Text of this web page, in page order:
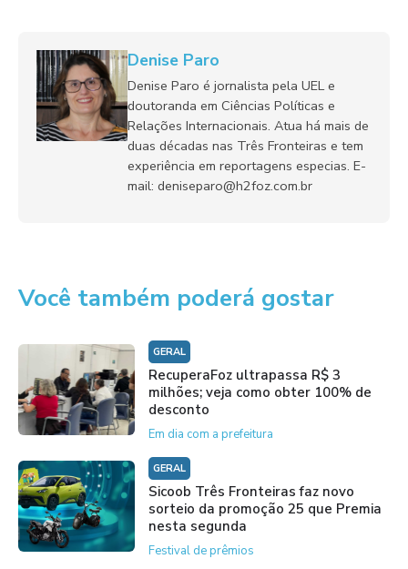
Denise Paro
Denise Paro é jornalista pela UEL e
doutoranda em Ciências Políticas e
Relações Internacionais. Atua há mais de
duas décadas nas Três Fronteiras e tem
experiência em reportagens especias. E-
mail: deniseparo@h2foz.com.br
Você também poderá gostar
GERAL
RecuperaFoz ultrapassa R$ 3
milhões; veja como obter 100% de
desconto
Em dia com a prefeitura
GERAL
Sicoob Três Fronteiras faz novo
sorteio da promoção 25 que Premia
nesta segunda
Festival de prêmios